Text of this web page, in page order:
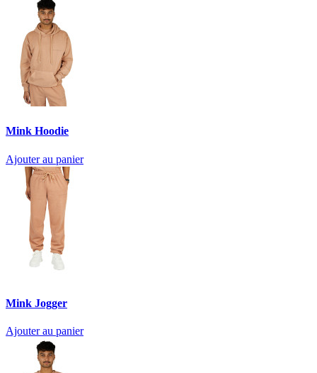
Mink Hoodie
Ajouter au panier
Mink Jogger
Ajouter au panier